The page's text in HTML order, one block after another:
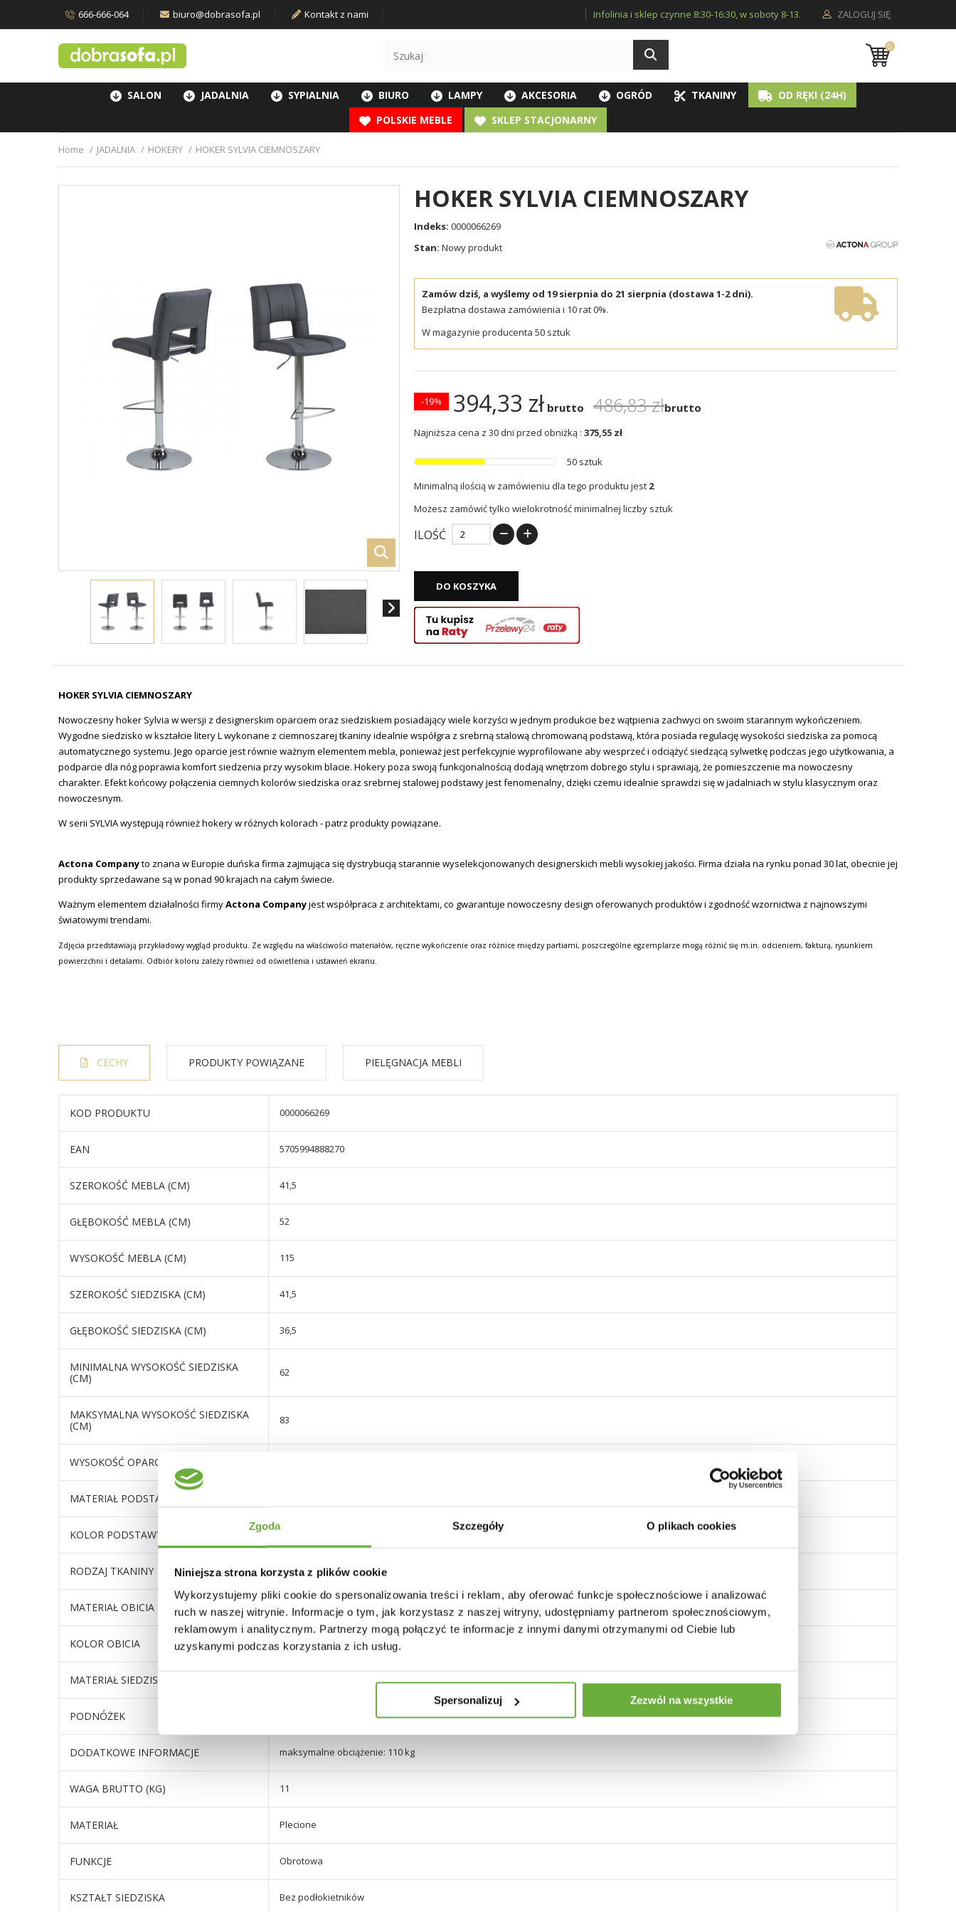
Zgoda Szczegóły O plikach cookies
Niniejsza strona korzysta z plików cookie
Wykorzystujemy pliki cookie do spersonalizowania treści i reklam, aby oferować funkcje społecznościowe i analizować
ruch w naszej witrynie. Informacje o tym, jak korzystasz z naszej witryny, udostępniamy partnerom społecznościowym,
reklamowym i analitycznym. Partnerzy mogą połączyć te informacje z innymi danymi otrzymanymi od Ciebie lub
uzyskanymi podczas korzystania z ich usług.
Spersonalizuj Zezwól na wszystkie
ZALOGUJ SIĘ
666-666-064 biuro@dobrasofa.pl Kontakt z nami Infolinia i sklep czynne 8:30-16:30, w soboty 8-13.
0
SALON JADALNIA SYPIALNIA BIURO LAMPY AKCESORIA OGRÓD TKANINY
OD RĘKI (24H)
POLSKIE MEBLE
SKLEP STACJONARNY
Home JADALNIA HOKERY HOKER SYLVIA CIEMNOSZARY
HOKER SYLVIA CIEMNOSZARY
Indeks: 0000066269
Stan: Nowy produkt
Zamów dziś, a wyślemy od 19 sierpnia do 21 sierpnia (dostawa 1-2 dni).
Bezpłatna dostawa zamówienia i 10 rat 0%.
W magazynie producenta 50 sztuk
394,33 zł brutto 486,83 złbrutto
-19%
Najniższa cena z 30 dni przed obniżką : 375,55 zł
50 sztuk
Minimalną ilością w zamówieniu dla tego produktu jest 2
Możesz zamówić tylko wielokrotność minimalnej liczby sztuk
ILOŚĆ
DO KOSZYKA
HOKER SYLVIA CIEMNOSZARY
Nowoczesny hoker Sylvia w wersji z designerskim oparciem oraz siedziskiem posiadający wiele korzyści w jednym produkcie bez wątpienia zachwyci on swoim starannym wykończeniem.
Wygodne siedzisko w kształcie litery L wykonane z ciemnoszarej tkaniny idealnie współgra z srebrną stalową chromowaną podstawą, która posiada regulację wysokości siedziska za pomocą
automatycznego systemu. Jego oparcie jest równie ważnym elementem mebla, ponieważ jest perfekcyjnie wyprofilowane aby wesprzeć i odciążyć siedzącą sylwetkę podczas jego użytkowania, a
podparcie dla nóg poprawia komfort siedzenia przy wysokim blacie. Hokery poza swoją funkcjonalnością dodają wnętrzom dobrego stylu i sprawiają, że pomieszczenie ma nowoczesny
charakter. Efekt końcowy połączenia ciemnych kolorów siedziska oraz srebrnej stalowej podstawy jest fenomenalny, dzięki czemu idealnie sprawdzi się w jadalniach w stylu klasycznym oraz
nowoczesnym.
W serii SYLVIA występują również hokery w różnych kolorach - patrz produkty powiązane.
Actona Companyto znana w Europie duńska firma zajmująca się dystrybucją starannie wyselekcjonowanych designerskich mebli wysokiej jakości. Firma działa na rynku ponad 30 lat, obecnie jej
produkty sprzedawane są w ponad 90 krajach na całym świecie.
Ważnym elementem działalności firmyActona Companyjest współpraca z architektami, co gwarantuje nowoczesny design oferowanych produktów i zgodność wzornictwa z najnowszymi
światowymi trendami.
Zdjęcia przedstawiają przykładowy wygląd produktu. Ze względu na właściwości materiałów, ręczne wykończenie oraz różnice między partiami, poszczególne egzemplarze mogą różnić się m.in. odcieniem, fakturą, rysunkiem
powierzchni i detalami. Odbiór koloru zależy również od oświetlenia i ustawień ekranu.
CECHY PRODUKTY POWIĄZANE PIELĘGNACJA MEBLI
KOD PRODUKTU 0000066269
EAN 5705994888270
SZEROKOŚĆ MEBLA (CM) 41,5
GŁĘBOKOŚĆ MEBLA (CM) 52
WYSOKOŚĆ MEBLA (CM) 115
SZEROKOŚĆ SIEDZISKA (CM) 41,5
GŁĘBOKOŚĆ SIEDZISKA (CM) 36,5
MINIMALNA WYSOKOŚĆ SIEDZISKA
(CM)
62
MAKSYMALNA WYSOKOŚĆ SIEDZISKA
(CM)
83
WYSOKOŚĆ OPARCIA (CM)
MATERIAŁ PODSTAWY
KOLOR PODSTAWY srebrny
RODZAJ TKANINY Corsica 20 - ciemnoszary
MATERIAŁ OBICIA tkanina
KOLOR OBICIA ciemnoszary
MATERIAŁ SIEDZISKA
PODNÓŻEK
DODATKOWE INFORMACJE maksymalne obciążenie: 110 kg
WAGA BRUTTO (KG) 11
MATERIAŁ Plecione
FUNKCJE Obrotowa
KSZTAŁT SIEDZISKA Bez podłokietników